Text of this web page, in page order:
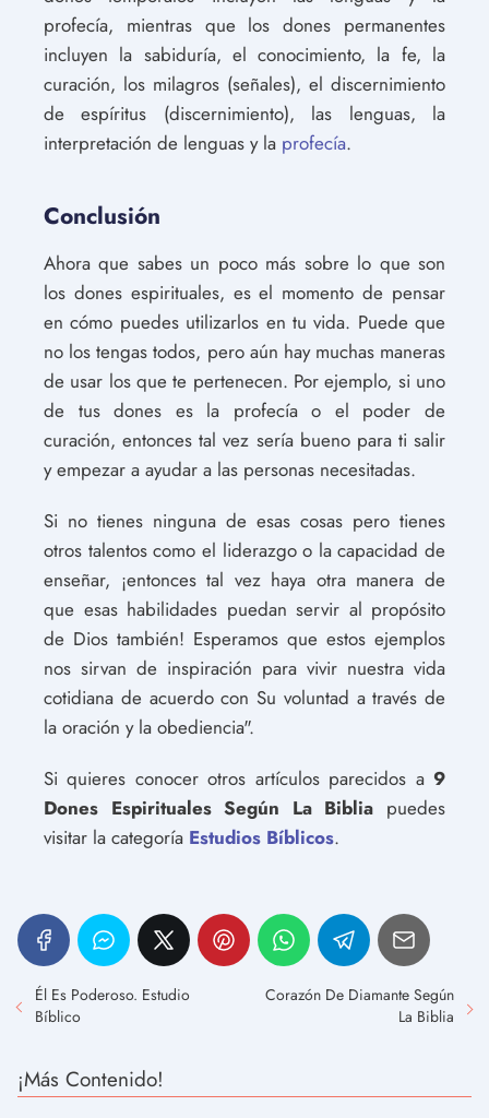
profecía, mientras que los dones permanentes
incluyen la sabiduría, el conocimiento, la fe, la
curación, los milagros (señales), el discernimiento
de espíritus (discernimiento), las lenguas, la
interpretación de lenguas y la profecía.
Conclusión
Ahora que sabes un poco más sobre lo que son
los dones espirituales, es el momento de pensar
en cómo puedes utilizarlos en tu vida. Puede que
no los tengas todos, pero aún hay muchas maneras
de usar los que te pertenecen. Por ejemplo, si uno
de tus dones es la profecía o el poder de
curación, entonces tal vez sería bueno para ti salir
y empezar a ayudar a las personas necesitadas.
Si no tienes ninguna de esas cosas pero tienes
otros talentos como el liderazgo o la capacidad de
enseñar, ¡entonces tal vez haya otra manera de
que esas habilidades puedan servir al propósito
de Dios también! Esperamos que estos ejemplos
nos sirvan de inspiración para vivir nuestra vida
cotidiana de acuerdo con Su voluntad a través de
la oración y la obediencia".
Si quieres conocer otros artículos parecidos a 9
Dones Espirituales Según La Biblia puedes
visitar la categoría Estudios Bíblicos.
Él Es Poderoso. Estudio
Bíblico
Corazón De Diamante Según
La Biblia
¡Más Contenido!